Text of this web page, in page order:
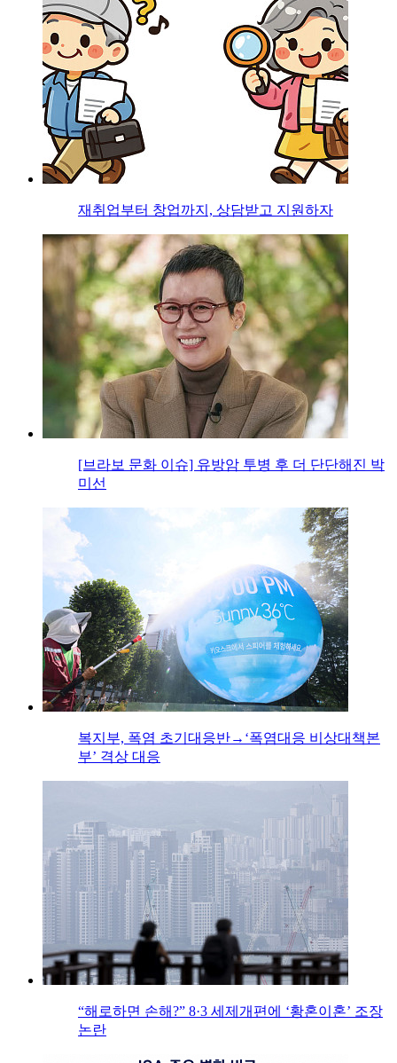
재취업부터 창업까지, 상담받고 지원하자
[브라보 문화 이슈] 유방암 투병 후 더 단단해진 박
미선
복지부, 폭염 초기대응반→‘폭염대응 비상대책본
부’ 격상 대응
“해로하면 손해?” 8·3 세제개편에 ‘황혼이혼’ 조장
논란